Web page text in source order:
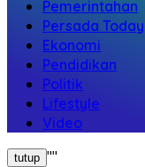
Pemerintahan
Persada Today
Ekonomi
Pendidikan
Politik
Lifestyle
Video
tutup ""